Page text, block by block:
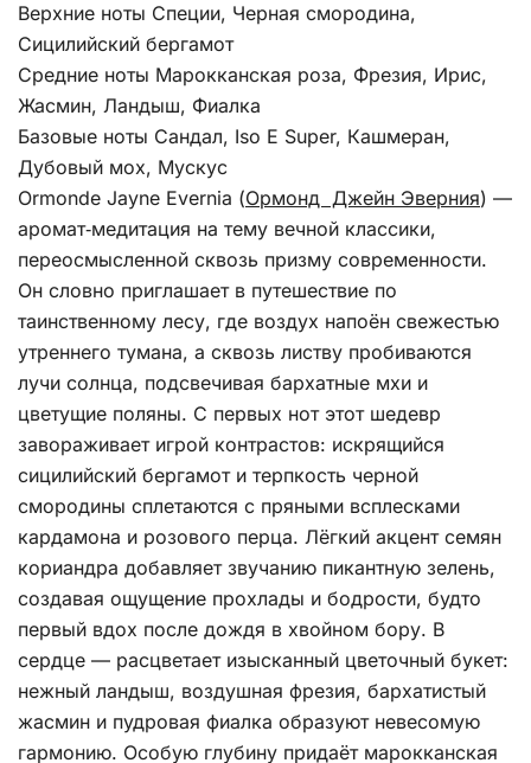
Верхние ноты Специи, Черная смородина,
Сицилийский бергамот
Средние ноты Марокканская роза, Фрезия, Ирис,
Жасмин, Ландыш, Фиалка
Базовые ноты Сандал, Iso E Super, Кашмеран,
Дубовый мох, Мускус
Ormonde Jayne Evernia (Ормонд Джейн Эверния) —
аромат‑медитация на тему вечной классики,
переосмысленной сквозь призму современности.
Он словно приглашает в путешествие по
таинственному лесу, где воздух напоён свежестью
утреннего тумана, а сквозь листву пробиваются
лучи солнца, подсвечивая бархатные мхи и
цветущие поляны. С первых нот этот шедевр
завораживает игрой контрастов: искрящийся
сицилийский бергамот и терпкость черной
смородины сплетаются с пряными всплесками
кардамона и розового перца. Лёгкий акцент семян
кориандра добавляет звучанию пикантную зелень,
создавая ощущение прохлады и бодрости, будто
первый вдох после дождя в хвойном бору. В
сердце — расцветает изысканный цветочный букет:
нежный ландыш, воздушная фрезия, бархатистый
жасмин и пудровая фиалка образуют невесомую
гармонию. Особую глубину придаёт марокканская